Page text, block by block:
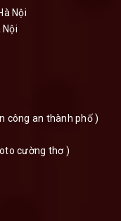
Nội
Nội
công an thành phố )
cường thơ )